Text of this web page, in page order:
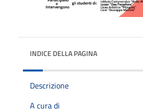
INDICE DELLA PAGINA
Descrizione
A cura di